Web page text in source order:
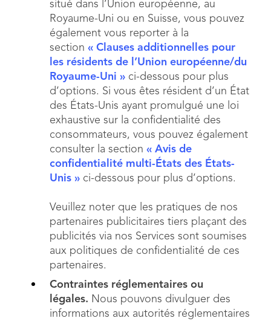
situé dans l’Union européenne, au
Royaume-Uni ou en Suisse, vous pouvez
également vous reporter à la
section « Clauses additionnelles pour
les résidents de l’Union européenne/du
Royaume-Uni » ci-dessous pour plus
d’options. Si vous êtes résident d’un État
des États-Unis ayant promulgué une loi
exhaustive sur la confidentialité des
consommateurs, vous pouvez également
consulter la section « Avis de
confidentialité multi-États des États-
Unis » ci-dessous pour plus d’options.
Veuillez noter que les pratiques de nos
partenaires publicitaires tiers plaçant des
publicités via nos Services sont soumises
aux politiques de confidentialité de ces
partenaires.
Contraintes réglementaires ou
légales. Nous pouvons divulguer des
informations aux autorités réglementaires